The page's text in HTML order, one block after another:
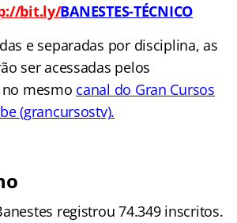
bit.ly/BANESTES-TÉCNICO
e separadas por disciplina, as
ser acessadas pelos
mesmo canal do Gran Cursos
(grancursostv).
registrou 74.349 inscritos.